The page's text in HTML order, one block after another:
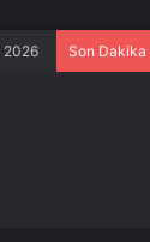
2026 Son Dakika